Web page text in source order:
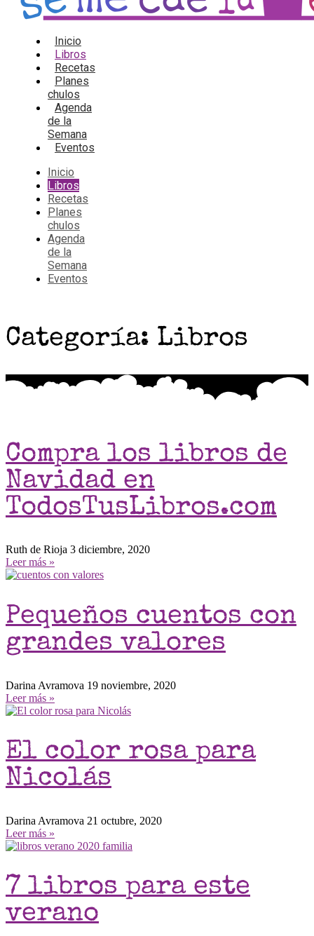
Inicio
Libros
Recetas
Planes
chulos
Agenda
de la
Semana
Eventos
Inicio
Libros
Recetas
Planes
chulos
Agenda
de la
Semana
Eventos
Categoría: Libros
Compra los libros de
Navidad en
TodosTusLibros.com
Ruth de Rioja 3 diciembre, 2020
Leer más »
Pequeños cuentos con
grandes valores
Darina Avramova 19 noviembre, 2020
Leer más »
El color rosa para
Nicolás
Darina Avramova 21 octubre, 2020
Leer más »
7 libros para este
verano